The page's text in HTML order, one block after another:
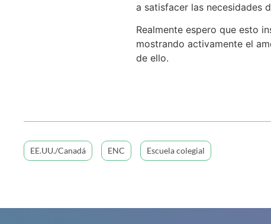
a satisfacer las necesidades
Realmente espero que esto
mostrando activamente el
de ello.
EE.UU./Canadá ENC Escuela colegial